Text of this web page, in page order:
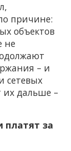
причине:
объектов
не
– и
сетевых
дальше –
платят за